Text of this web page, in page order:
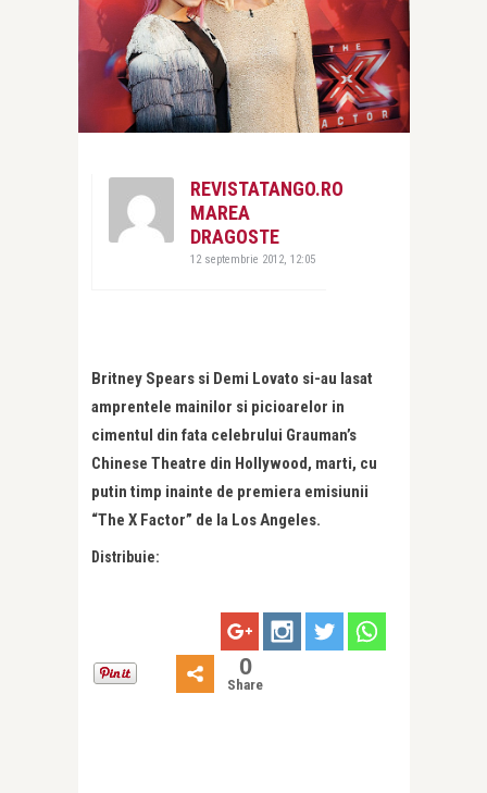
REVISTATANGO.RO
MAREA
DRAGOSTE
12 septembrie 2012, 12:05
Britney Spears si Demi Lovato si-au lasat
amprentele mainilor si picioarelor in
cimentul din fata celebrului Grauman’s
Chinese Theatre din Hollywood, marti, cu
putin timp inainte de premiera emisiunii
“The X Factor” de la Los Angeles.
Distribuie:
0
Share